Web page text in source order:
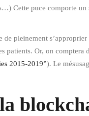
Cette puce comporte un
pleinement
patients. Or, on
2015-2019”). Le